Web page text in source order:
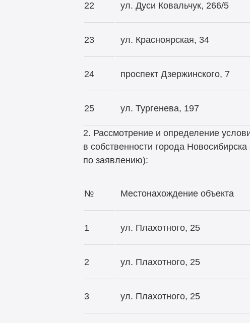
22 ул. Дуси Ковальчук, 266/5
23 ул. Красноярская, 34
24 проспект Дзержинского, 7
25 ул. Тургенева, 197
2. Рассмотрение и определение
в собственности города
по заявлению):
№ Местонахождение объекта
1 ул. Плахотного, 25
2 ул. Плахотного, 25
3 ул. Плахотного, 25